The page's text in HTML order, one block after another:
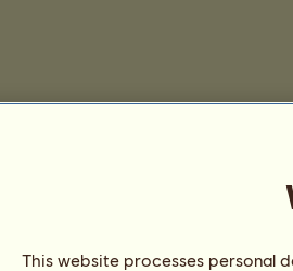
This website processes personal